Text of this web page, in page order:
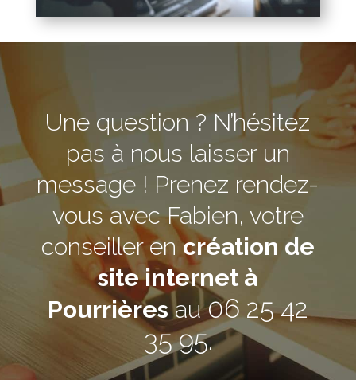
Une question ? N’hésitez
pas à nous laisser un
message ! Prenez rendez-
vous avec Fabien, votre
conseiller encréation de
site internet à
Pourrièresau06 25 42
35 95.